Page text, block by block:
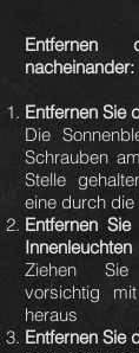
Entfernen
nacheinander:
Entfernen Sie
Die
Schrauben
Stelle
eine durch die
Entfernen
Innenleuchten
Ziehen Sie
vorsichtig
heraus
Entfernen Sie